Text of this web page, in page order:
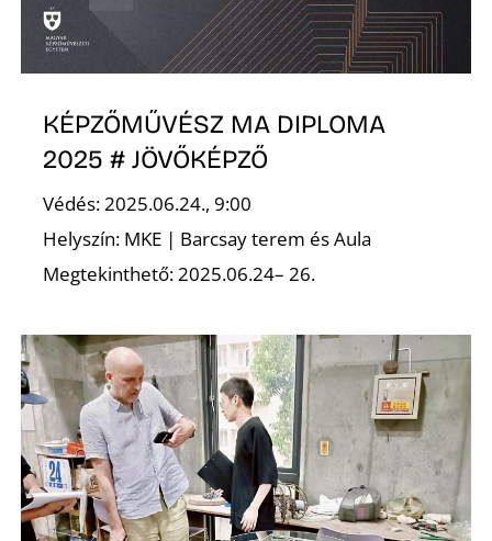
KÉPZŐMŰVÉSZ MA DIPLOMA
2025 # JÖVŐKÉPZŐ
Védés: 2025.06.24., 9:00
Helyszín: MKE | Barcsay terem és Aula
Megtekinthető: 2025.06.24– 26.